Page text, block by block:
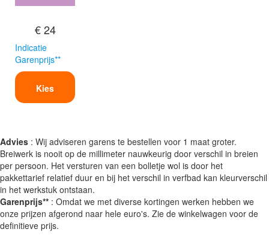
€ 24
Indicatie
Garenprijs**
Kies
Advies : Wij adviseren garens te bestellen voor 1 maat groter.
Breiwerk is nooit op de millimeter nauwkeurig door verschil in breien
per persoon. Het versturen van een bolletje wol is door het
pakkettarief relatief duur en bij het verschil in verfbad kan kleurverschil
in het werkstuk ontstaan.
Garenprijs** : Omdat we met diverse kortingen werken hebben we
onze prijzen afgerond naar hele euro's. Zie de winkelwagen voor de
definitieve prijs.